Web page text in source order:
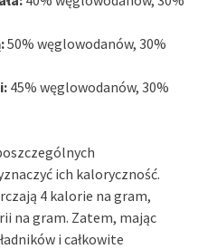
50% węglowodanów, 30%
45% węglowodanów, 30%
ich kaloryczność.
4 kalorie na gram,
na gram. Zatem, mając
i całkowite